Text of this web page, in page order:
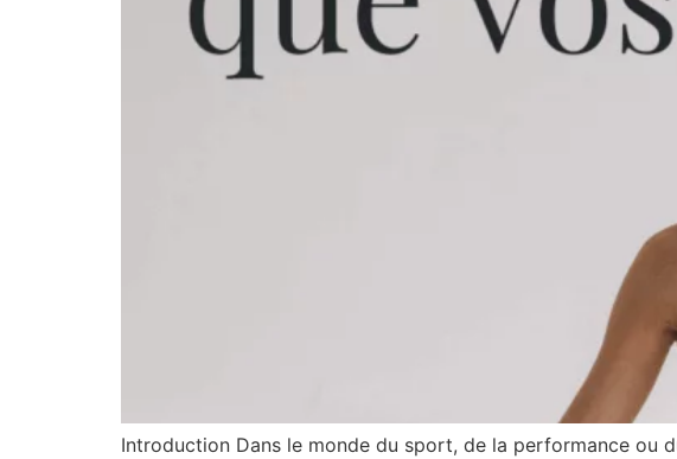
Introduction Dans le monde du sport, de la performance ou